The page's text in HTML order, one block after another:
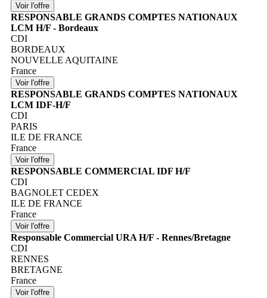
RESPONSABLE GRANDS COMPTES NATIONAUX
LCM H/F - Bordeaux
CDI
BORDEAUX
NOUVELLE AQUITAINE
France
RESPONSABLE GRANDS COMPTES NATIONAUX
LCM IDF-H/F
CDI
PARIS
ILE DE FRANCE
France
RESPONSABLE COMMERCIAL IDF H/F
CDI
BAGNOLET CEDEX
ILE DE FRANCE
France
Responsable Commercial URA H/F - Rennes/Bretagne
CDI
RENNES
BRETAGNE
France